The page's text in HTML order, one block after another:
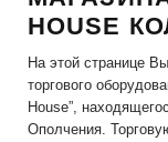
HOUSE
На этой странице
торгового
House”,
Ополчения.